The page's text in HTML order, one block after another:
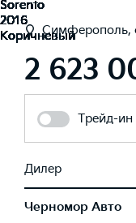
Симферополь,
2 623
Трейд-ин
Дилер
Черномор Авто